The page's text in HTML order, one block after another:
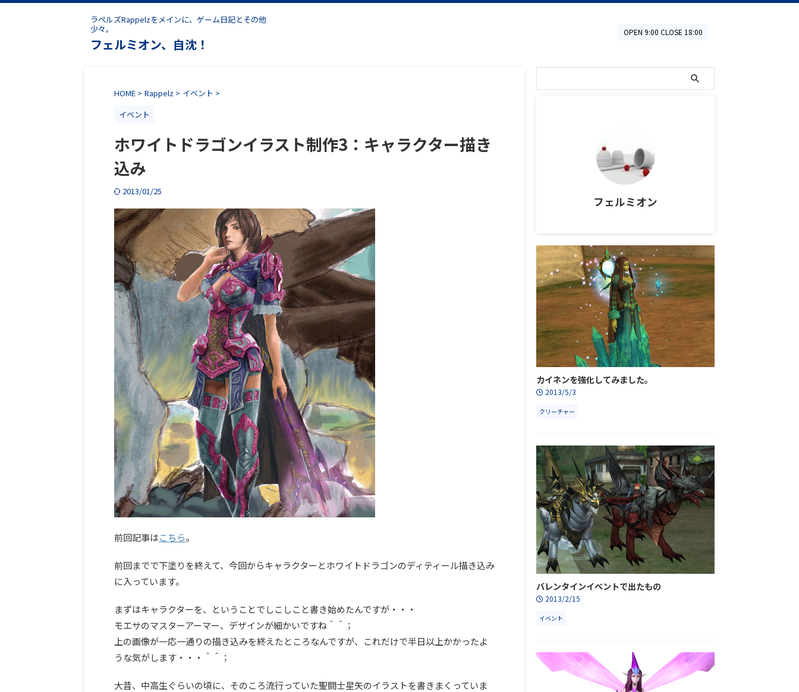
ラペルズRappelzをメインに、ゲーム日記とその他
少々。
フェルミオン、自沈！
OPEN 9:00 CLOSE 18:00
HOME > Rappelz > イベント >
イベント
ホワイトドラゴンイラスト制作3：キャラクター描き
込み
2013/01/25
前回記事はこちら。
前回までで下塗りを終えて、今回からキャラクターとホワイトドラゴンのディティール描き込み
に入っています。
まずはキャラクターを、ということでしこしこと書き始めたんですが・・・
モエサのマスターアーマー、デザインが細かいですね＾＾；
上の画像が一応一通りの描き込みを終えたところなんですが、これだけで半日以上かかったよ
うな気がします・・・＾＾；
大昔、中高生ぐらいの頃に、そのころ流行っていた聖闘士星矢のイラストを書きまくっていま
フェルミオン
カイネンを強化してみました。
2013/5/3
クリーチャー
バレンタインイベントで出たもの
2013/2/15
イベント